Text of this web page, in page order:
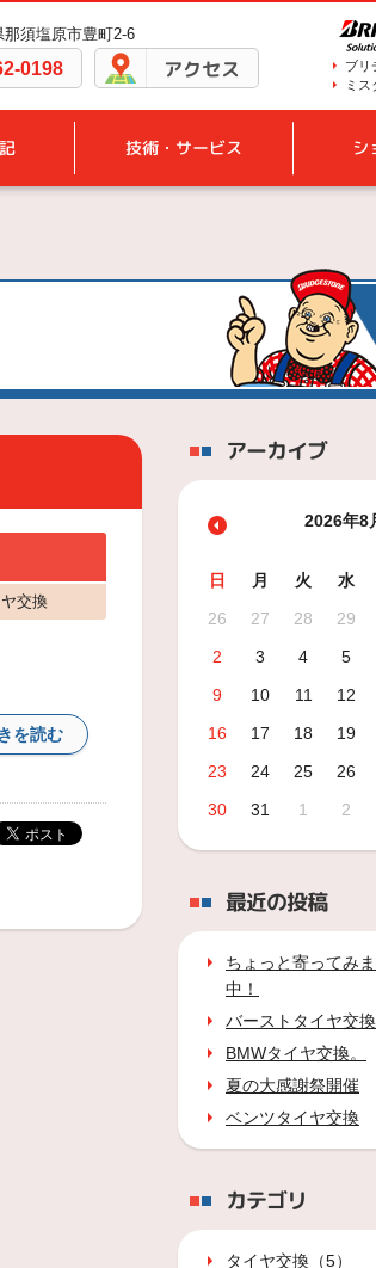
須塩原市豊町2-6
0198 アクセス
ブリ
ミ
技術・サービス シ
交換
を読む
アーカイブ
2026年8
日 月 火 水
26
27 28 29
2
3 4 5
9
10 11 12
16
17 18 19
23
24 25 26
30
31 1 2
最近の投稿
ちょっと寄ってみ
中！
バーストタイヤ交換
BMWタイヤ交換。
夏の大感謝祭開催
ベンツタイヤ交換
カテゴリ
タイヤ交換（5）